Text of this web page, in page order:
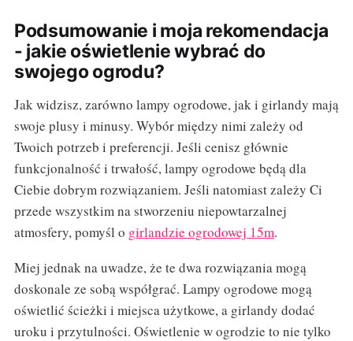
Podsumowanie i moja rekomendacja
- jakie oświetlenie wybrać do
swojego ogrodu?
Jak widzisz, zarówno lampy ogrodowe, jak i girlandy mają
swoje plusy i minusy. Wybór między nimi zależy od
Twoich potrzeb i preferencji. Jeśli cenisz głównie
funkcjonalność i trwałość, lampy ogrodowe będą dla
Ciebie dobrym rozwiązaniem. Jeśli natomiast zależy Ci
przede wszystkim na stworzeniu niepowtarzalnej
atmosfery, pomyśl o girlandzie ogrodowej 15m.
Miej jednak na uwadze, że te dwa rozwiązania mogą
doskonale ze sobą współgrać. Lampy ogrodowe mogą
oświetlić ścieżki i miejsca użytkowe, a girlandy dodać
uroku i przytulności. Oświetlenie w ogrodzie to nie tylko